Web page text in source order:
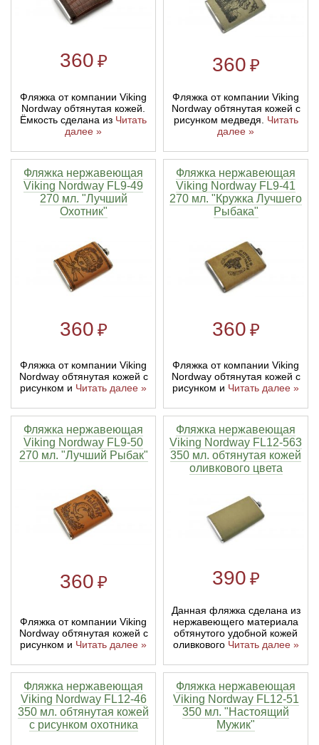
360 ₽
Фляжка от компании Viking
Nordway обтянутая кожей.
Ёмкость сделана из Читать
далее »
360 ₽
Фляжка от компании Viking
Nordway обтянутая кожей с
рисунком медведя. Читать
далее »
Фляжка нержавеющая
Viking Nordway FL9-49
270 мл. "Лучший
Охотник"
360 ₽
Фляжка от компании Viking
Nordway обтянутая кожей с
рисунком и Читать далее »
Фляжка нержавеющая
Viking Nordway FL9-41
270 мл. "Кружка Лучшего
Рыбака"
360 ₽
Фляжка от компании Viking
Nordway обтянутая кожей с
рисунком и Читать далее »
Фляжка нержавеющая
Viking Nordway FL9-50
270 мл. "Лучший Рыбак"
360 ₽
Фляжка от компании Viking
Nordway обтянутая кожей с
рисунком и Читать далее »
Фляжка нержавеющая
Viking Nordway FL12-563
350 мл. обтянутая кожей
оливкового цвета
390 ₽
Данная фляжка сделана из
нержавеющего материала
обтянутого удобной кожей
оливкового Читать далее »
Фляжка нержавеющая
Viking Nordway FL12-46
350 мл. обтянутая кожей
с рисунком охотника
Фляжка нержавеющая
Viking Nordway FL12-51
350 мл. "Настоящий
Мужик"